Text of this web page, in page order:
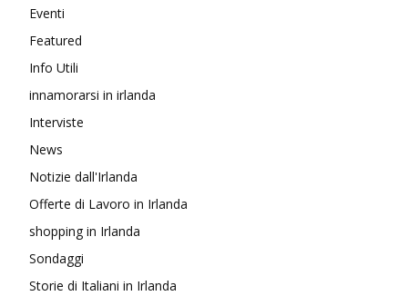
Eventi
Featured
Info Utili
innamorarsi in irlanda
Interviste
News
Notizie dall'Irlanda
Offerte di Lavoro in Irlanda
shopping in Irlanda
Sondaggi
Storie di Italiani in Irlanda